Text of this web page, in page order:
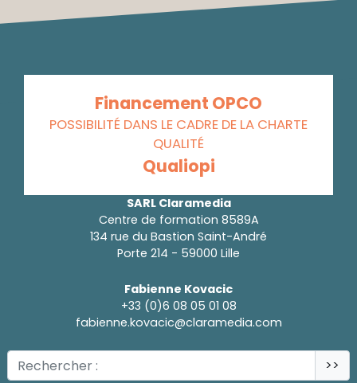
Financement OPCO
POSSIBILITÉ DANS LE CADRE DE LA CHARTE
QUALITÉ
Qualiopi
SARL Claramedia
Centre de formation 8589A
134 rue du Bastion Saint-André
Porte 214 - 59000 Lille
Fabienne Kovacic
+33 (0)6 08 05 01 08
fabienne.kovacic@claramedia.com
>>